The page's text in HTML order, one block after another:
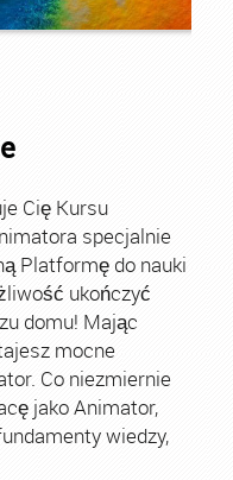
Cię Kursu
specjalnie
Platformę do nauki
ukończyć
domu! Mając
mocne
Co niezmiernie
jako Animator,
wiedzy,